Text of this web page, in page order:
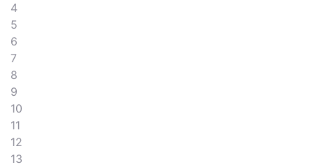
4
5
6
7
8
9
10
11
12
13